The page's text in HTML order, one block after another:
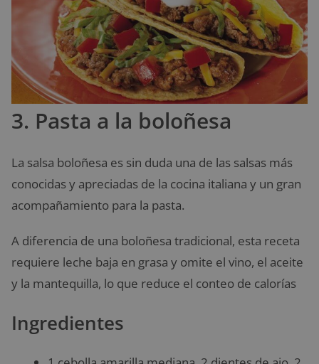
3. Pasta a la boloñesa
La salsa boloñesa es sin duda una de las salsas más
conocidas y apreciadas de la cocina italiana y un gran
acompañamiento para la pasta.
A diferencia de una boloñesa tradicional, esta receta
requiere leche baja en grasa y omite el vino, el aceite
y la mantequilla, lo que reduce el conteo de calorías
Ingredientes